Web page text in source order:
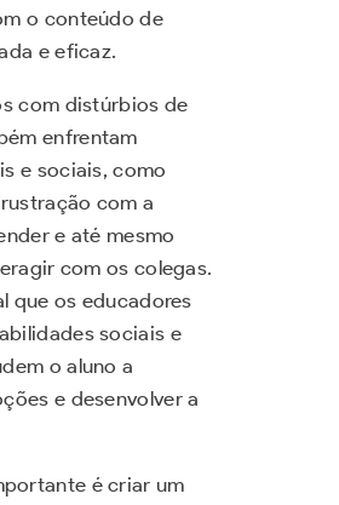
o conteúdo de
e eficaz.
com distúrbios de
enfrentam
e sociais, como
com a
e até mesmo
com os colegas.
que os educadores
sociais e
o aluno a
e desenvolver a
é criar um